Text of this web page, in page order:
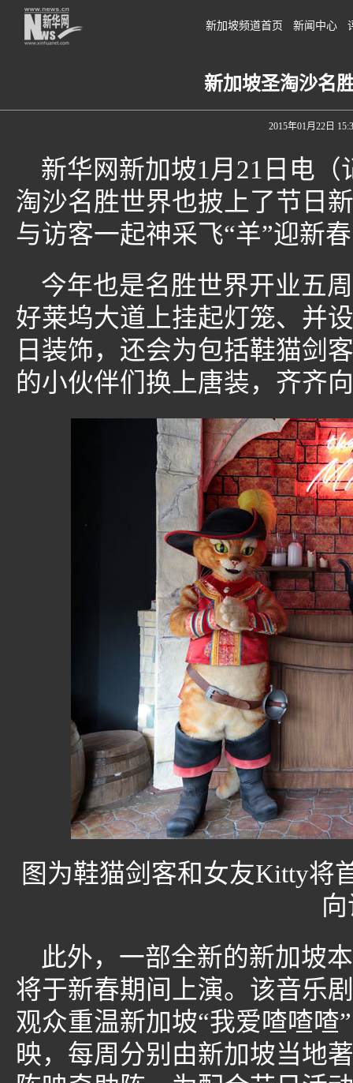
新加坡频道首页 新闻中心
新加坡圣淘沙名
2015年01月22日
新华网新加坡1月21日电（
淘沙名胜世界也披上了节日
与访客一起神采飞“羊”迎新
今年也是名胜世界开业五
好莱坞大道上挂起灯笼、并
日装饰，还会为包括鞋猫剑
的小伙伴们换上唐装，齐齐
图为鞋猫剑客和女友Kitty将
此外，一部全新的新加坡
将于新春期间上演。该音乐
观众重温新加坡“我爱喳喳
映，每周分别由新加坡当地